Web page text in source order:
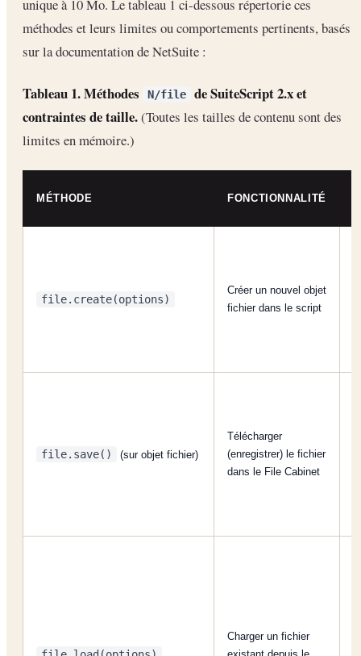
unique à 10 Mo. Le tableau 1 ci-dessous répertorie ces
méthodes et leurs limites ou comportements pertinents, basés
sur la documentation de NetSuite :
Tableau 1. Méthodes N/file
de SuiteScript 2.x et
contraintes de taille.(Toutes les tailles de contenu sont des
limites en mémoire.)
MÉTHODE FONCTIONNALITÉ
file.create(options)
Créer un nouvel objet
fichier dans le script
file.save() (sur objet fichier)
Télécharger
(enregistrer) le fichier
dans le File Cabinet
Charger un fichier